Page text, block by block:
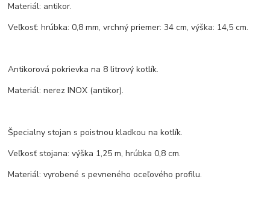
Materiál: antikor.
Veľkosť: hrúbka: 0,8 mm, vrchný priemer: 34 cm, výška: 14,5 cm.
Antikorová pokrievka na 8 litrový kotlík.
Materiál: nerez INOX (antikor).
Špecialny stojan s poistnou kladkou na kotlík.
Veľkosť stojana: výška 1,25 m, hrúbka 0,8 cm.
Materiál: vyrobené s pevneného oceľového profilu.